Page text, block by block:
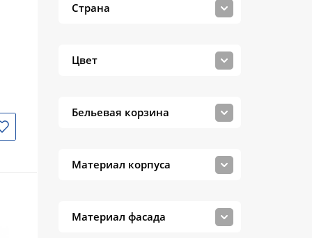
Страна
Цвет
Бельевая корзина
Материал корпуса
Материал фасада